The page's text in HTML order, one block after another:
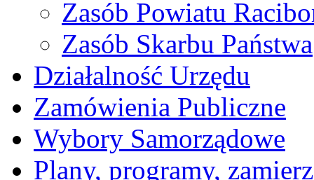
Zasób Powiatu
Zasób Skarbu Państwa
Działalność Urzędu
Zamówienia Publiczne
Wybory Samorządowe
Plany, programy,